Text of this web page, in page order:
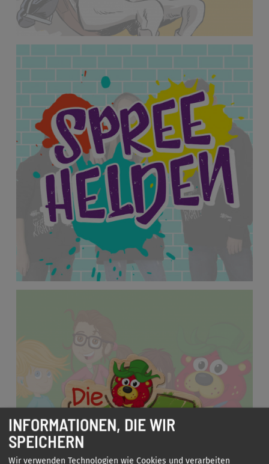
INFORMATIONEN, DIE WIR
SPEICHERN
Wir verwenden Technologien wie Cookies und verarbeiten